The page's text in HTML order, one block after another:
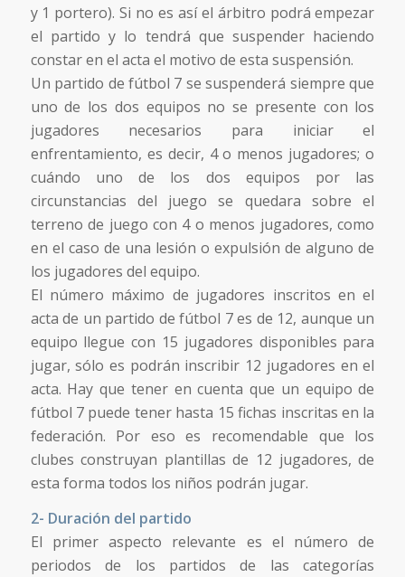
y 1 portero). Si no es así el árbitro podrá empezar
el partido y lo tendrá que suspender haciendo
constar en el acta el motivo de esta suspensión.
Un partido de fútbol 7 se suspenderá siempre que
uno de los dos equipos no se presente con los
jugadores necesarios para iniciar el
enfrentamiento, es decir, 4 o menos jugadores; o
cuándo uno de los dos equipos por las
circunstancias del juego se quedara sobre el
terreno de juego con 4 o menos jugadores, como
en el caso de una lesión o expulsión de alguno de
los jugadores del equipo.
El número máximo de jugadores inscritos en el
acta de un partido de fútbol 7 es de 12, aunque un
equipo llegue con 15 jugadores disponibles para
jugar, sólo es podrán inscribir 12 jugadores en el
acta. Hay que tener en cuenta que un equipo de
fútbol 7 puede tener hasta 15 fichas inscritas en la
federación. Por eso es recomendable que los
clubes construyan plantillas de 12 jugadores, de
esta forma todos los niños podrán jugar.
2- Duración del partido
El primer aspecto relevante es el número de
periodos de los partidos de las categorías